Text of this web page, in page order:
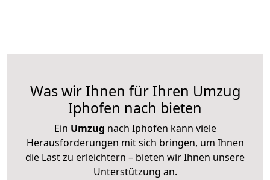
Was wir Ihnen für Ihren Umzug
Iphofen nach bieten
Ein Umzug nach Iphofen kann viele
Herausforderungen mit sich bringen, um Ihnen
die Last zu erleichtern – bieten wir Ihnen unsere
Unterstützung an.